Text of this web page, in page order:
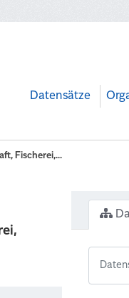
Datensätze
Fischerei,...